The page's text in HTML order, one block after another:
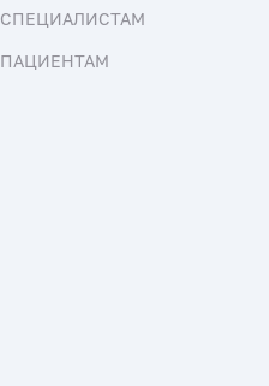
СПЕЦИАЛИСТАМ
ПАЦИЕНТАМ